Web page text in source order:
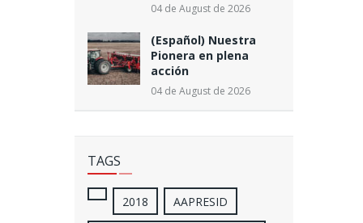
04 de August de 2026
(Español) Nuestra
Pionera en plena
acción
04 de August de 2026
TAGS
2018 AAPRESID